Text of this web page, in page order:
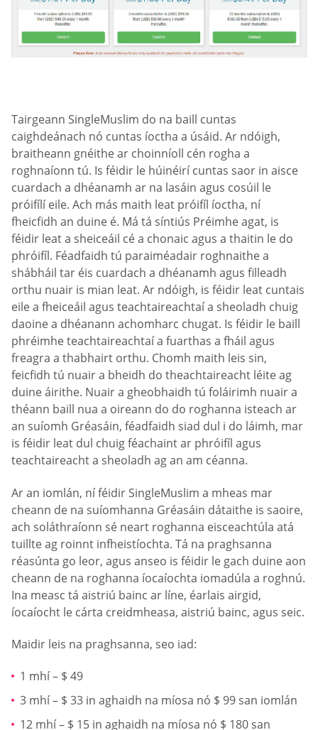
Tairgeann SingleMuslim do na baill cuntas
caighdeánach nó cuntas íoctha a úsáid. Ar ndóigh,
braitheann gnéithe ar choinníoll cén rogha a
roghnaíonn tú. Is féidir le húinéirí cuntas saor in aisce
cuardach a dhéanamh ar na lasáin agus cosúil le
próifílí eile. Ach más maith leat próifíl íoctha, ní
fheicfidh an duine é. Má tá síntiús Préimhe agat, is
féidir leat a sheiceáil cé a chonaic agus a thaitin le do
phróifíl. Féadfaidh tú paraiméadair roghnaithe a
shábháil tar éis cuardach a dhéanamh agus filleadh
orthu nuair is mian leat. Ar ndóigh, is féidir leat cuntais
eile a fheiceáil agus teachtaireachtaí a sheoladh chuig
daoine a dhéanann achomharc chugat. Is féidir le baill
phréimhe teachtaireachtaí a fuarthas a fháil agus
freagra a thabhairt orthu. Chomh maith leis sin,
feicfidh tú nuair a bheidh do theachtaireacht léite ag
duine áirithe. Nuair a gheobhaidh tú foláirimh nuair a
théann baill nua a oireann do do roghanna isteach ar
an suíomh Gréasáin, féadfaidh siad dul i do láimh, mar
is féidir leat dul chuig féachaint ar phróifíl agus
teachtaireacht a sheoladh ag an am céanna.
Ar an iomlán, ní féidir SingleMuslim a mheas mar
cheann de na suíomhanna Gréasáin dátaithe is saoire,
ach soláthraíonn sé neart roghanna eisceachtúla atá
tuillte ag roinnt infheistíochta. Tá na praghsanna
réasúnta go leor, agus anseo is féidir le gach duine aon
cheann de na roghanna íocaíochta iomadúla a roghnú.
Ina measc tá aistriú bainc ar líne, éarlais airgid,
íocaíocht le cárta creidmheasa, aistriú bainc, agus seic.
Maidir leis na praghsanna, seo iad:
1 mhí – $ 49
3 mhí – $ 33 in aghaidh na míosa nó $ 99 san iomlán
12 mhí – $ 15 in aghaidh na míosa nó $ 180 san